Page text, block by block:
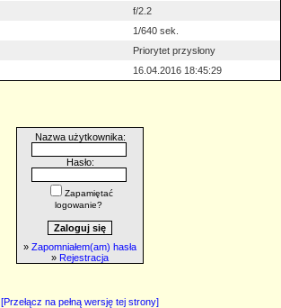
f/2.2
1/640 sek.
Priorytet przysłony
16.04.2016 18:45:29
Nazwa użytkownika:
Hasło:
Zapamiętać
logowanie?
» Zapomniałem(am) hasła
» Rejestracja
[Przełącz na pełną wersję tej strony]